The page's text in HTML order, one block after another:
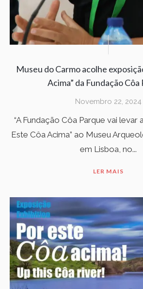
Museu do Carmo acolhe
Acima” da Fundação Côa
Novembro 22, 2024
“A Fundação Côa Parque vai levar
Este Côa Acima” ao Museu
em Lisboa, no...
LER MAIS